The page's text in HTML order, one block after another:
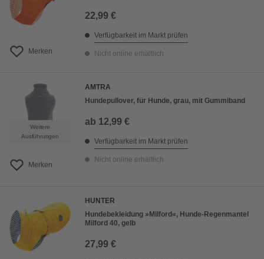
Merken
22,99 €
Verfügbarkeit im Markt prüfen
Nicht online erhältlich
Weitere
Ausführungen
Merken
AMTRA
Hundepullover, für Hunde, grau, mit Gummiband
ab 12,99 €
Verfügbarkeit im Markt prüfen
Nicht online erhältlich
HUNTER
Hundebekleidung »Milford«, Hunde-Regenmantel
Milford 40, gelb
27,99 €